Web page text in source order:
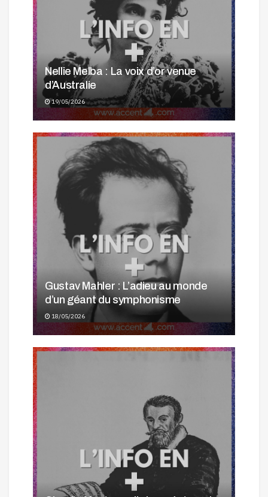
Nellie Melba : La voix d’or venue
d’Australie
19/05/2026
Gustav Mahler : L’adieu au monde
d’un géant du symphonisme
18/05/2026